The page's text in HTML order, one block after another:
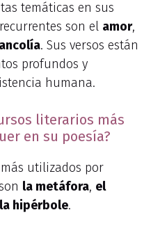
temáticas en sus
son el amor,
. Sus versos están
profundos y
humana.
literarios más
en su poesía?
utilizados por
la metáfora, el
la hipérbole.